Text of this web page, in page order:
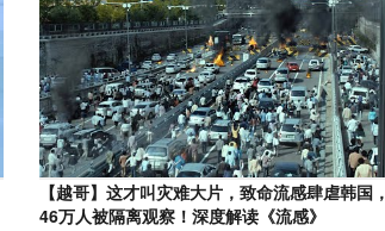
【越哥】这才叫灾难大片，致命流感肆虐韩国，
46万人被隔离观察！深度解读《流感》